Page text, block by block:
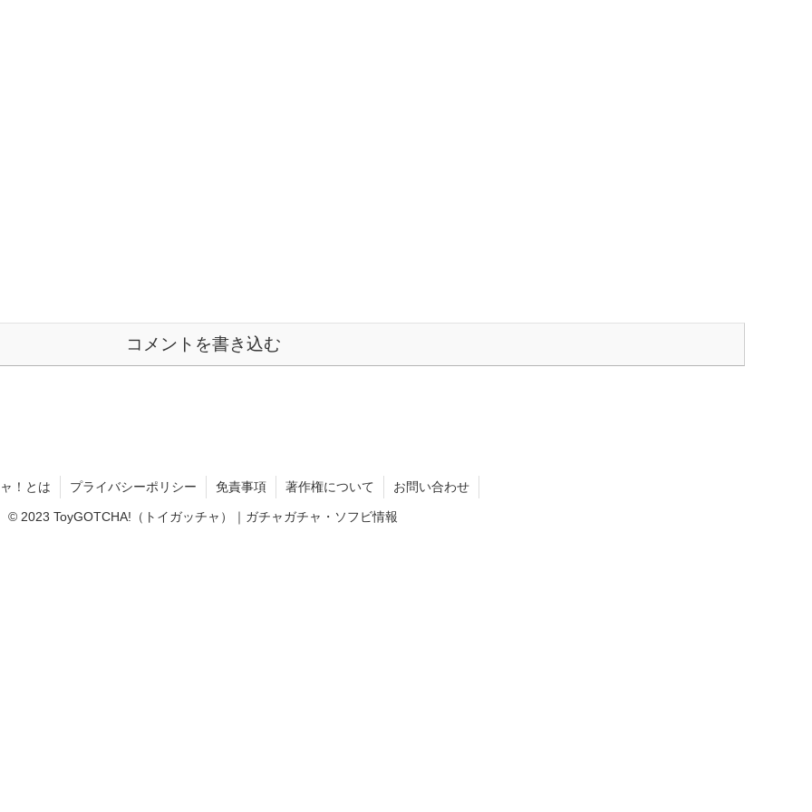
コメントを書き込む
！とは プライバシーポリシー 免責事項 著作権について お問い合わせ
© 2023 ToyGOTCHA!（トイガッチャ）｜ガチャガチャ・ソフビ情報